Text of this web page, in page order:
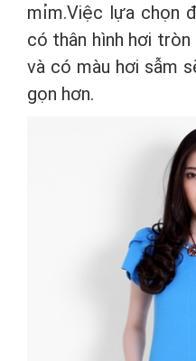
mỉm.Việc lựa chọn
có thân hình hơi
và có màu hơi sẫm
gọn hơn.